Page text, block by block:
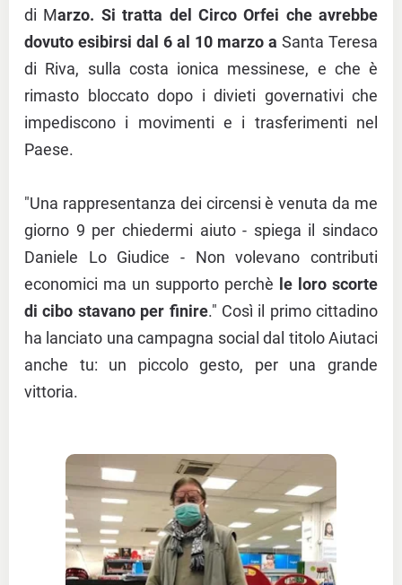
di Marzo. Si tratta del Circo Orfei che avrebbe
dovuto esibirsi dal 6 al 10 marzo a Santa Teresa
di Riva, sulla costa ionica messinese, e che è
rimasto bloccato dopo i divieti governativi che
impediscono i movimenti e i trasferimenti nel
Paese.
"Una rappresentanza dei circensi è venuta da me
giorno 9 per chiedermi aiuto - spiega il sindaco
Daniele Lo Giudice - Non volevano contributi
economici ma un supporto perchè le loro scorte
di cibo stavano per finire." Così il primo cittadino
ha lanciato una campagna social dal titolo Aiutaci
anche tu: un piccolo gesto, per una grande
vittoria.